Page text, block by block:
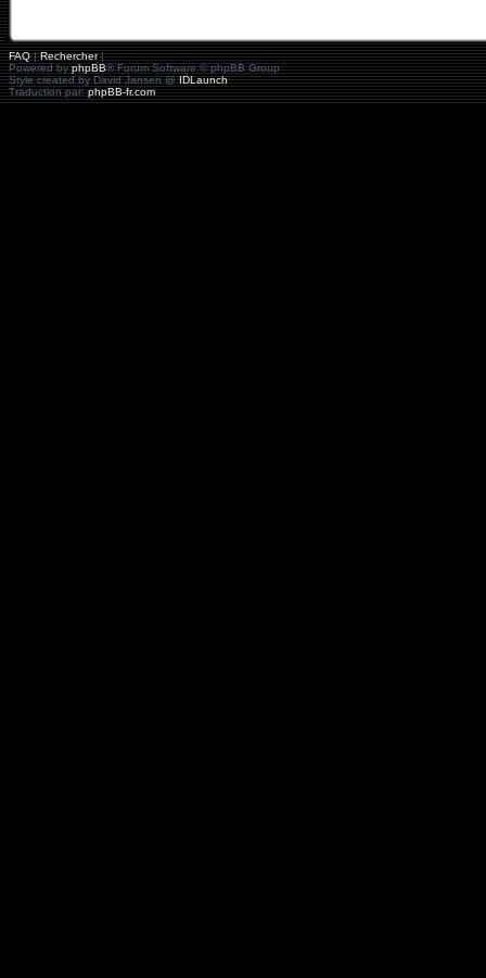
FAQ|Rechercher|
Powered byphpBB® Forum Software © phpBB Group
Style created by David Jansen @IDLaunch
Traduction par:phpBB-fr.com